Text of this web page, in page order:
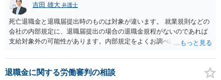
吉田 雄大 弁護士
死亡退職金と退職届提出時のものは対象が違います。 就業規則などの
会社の内部規定に、退職届提出の場合の退職金規程がないのであれば
支給対象外の可能性があります。内部規定をよくお調べになったほう
め、調査のためにも弁護士にご依頼なさるほうが良いと思います。
退職金に関する労働審判の相談